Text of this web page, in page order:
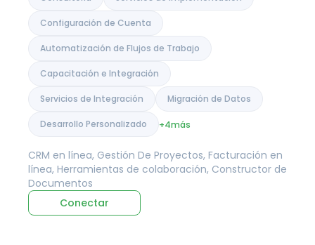
Configuración de Cuenta
Automatización de Flujos de Trabajo
Capacitación e Integración
Servicios de Integración Migración de Datos
Desarrollo Personalizado +4más
CRM en línea, Gestión De Proyectos, Facturación en
línea, Herramientas de colaboración, Constructor de
Documentos
Conectar